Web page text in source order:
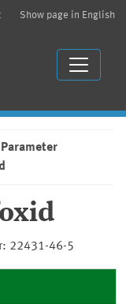
Show page in English
Parameter
22431-46-5